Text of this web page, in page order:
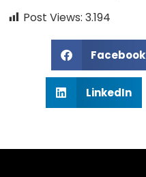
Post Views: 3.194
Facebook
LinkedIn